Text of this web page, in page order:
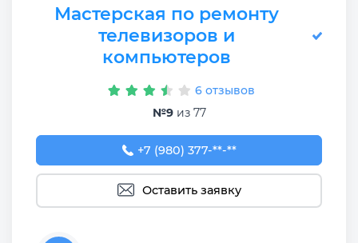
Мастерская по ремонту
телевизоров и
компьютеров
6 отзывов
№9из 77
+7 (980) 377-51-47
+7 (980) 377-**-**
Оставить заявку